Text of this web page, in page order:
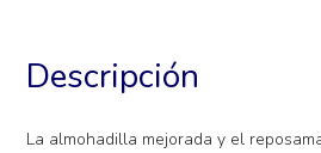
Descripción
La almohadilla mejorada y el